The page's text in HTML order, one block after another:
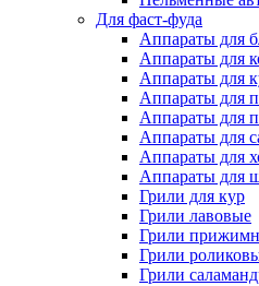
Для фаст-фуда
Аппараты для
Аппараты для
Аппараты для
Аппараты для
Аппараты для
Аппараты для
Аппараты для
Аппараты для
Грили для кур
Грили лавовые
Грили
Грили
Грили